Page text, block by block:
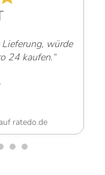
würde
24 kaufen.“
ratedo.de